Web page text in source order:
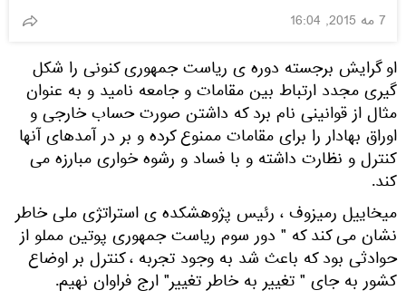
7 مه 2015, 16:04
او گرایش برجسته دوره ی ریاست جمهوری کنونی را شکل
گیری مجدد ارتباط بین مقامات و جامعه نامید و به عنوان
مثال از قوانینی نام برد که داشتن صورت حساب خارجی و
اوراق بهادار را برای مقامات ممنوع کرده و بر در آمدهای آنها
کنترل و نظارت داشته و با فساد و رشوه خواری مبارزه می
کند.
میخاییل رمیزوف ، رئیس پژوهشکده ی استراتژی ملی خاطر
نشان می کند که " دور سوم ریاست جمهوری پوتین مملو از
حوادثی بود که باعث شد به وجود تجربه ، کنترل بر اوضاع
کشور به جای " تغییر به خاطر تغییر" ارج فراوان نهیم.